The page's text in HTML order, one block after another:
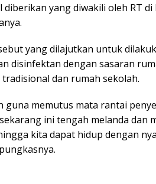
yang diwakili oleh RT di
yang dilajutkan untuk
disinfektan dengan sasaran
dan rumah sekolah.
guna memutus mata rantai
ini tengah melanda dan
kita dapat hidup dengan